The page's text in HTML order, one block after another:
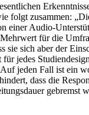
folgt zusammen:
einer Audio-
für die
sie sich aber der
für jedes
jeden Fall ist ein
dass die
gebremst